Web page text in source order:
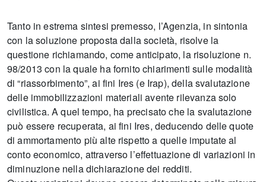
Tanto in estrema sintesi premesso, l’Agenzia, in sintonia
con la soluzione proposta dalla società, risolve la
questione richiamando, come anticipato, la risoluzione n.
98/2013 con la quale ha fornito chiarimenti sulle modalità
di “riassorbimento”, ai fini Ires (e Irap), della svalutazione
delle immobilizzazioni materiali avente rilevanza solo
civilistica. A quel tempo, ha precisato che la svalutazione
può essere recuperata, ai fini Ires, deducendo delle quote
di ammortamento più alte rispetto a quelle imputate al
conto economico, attraverso l’effettuazione di variazioni in
diminuzione nella dichiarazione dei redditi.